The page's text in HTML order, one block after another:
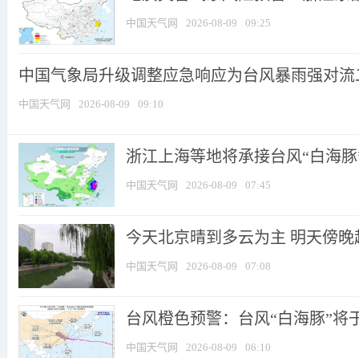
中国天气网 2026-08-09 09:25
中国气象局升级调整应急响应为台风暴雨强对流
中国天气网 2026-08-09 09:10
浙江上海等地将承接台风“白海
中国天气网 2026-08-09 07:45
今天北京晴到多云为主 明天傍
中国天气网 2026-08-09 07:08
台风橙色预警：台风“白海豚”将
中国天气网 2026-08-09 06:10